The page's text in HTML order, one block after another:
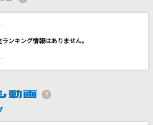
feat. asmi,すりぃ